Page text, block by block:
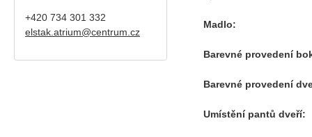
Madlo:
Barevné provedení
Barevné provedení
Umístění pantů dveří:
+420 734 301 332
elstak.atrium@centrum.cz